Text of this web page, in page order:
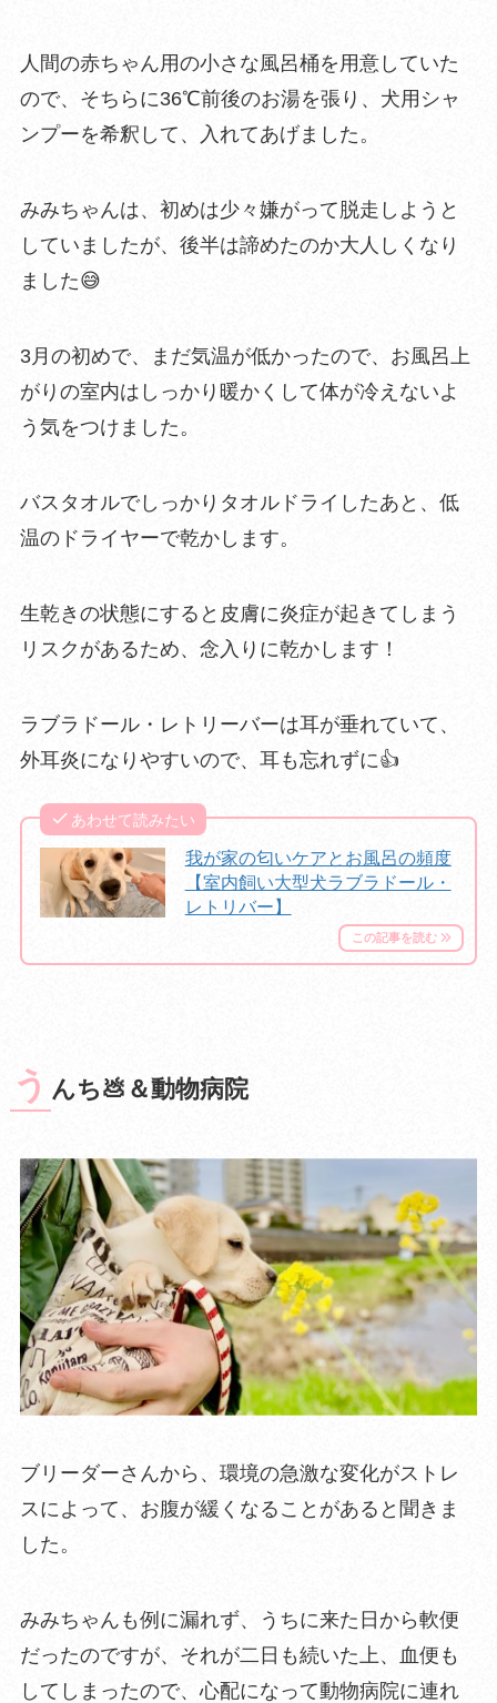
人間の赤ちゃん用の小さな風呂桶を用意していた
ので、そちらに36℃前後のお湯を張り、犬用シャ
ンプーを希釈して、入れてあげました。
みみちゃんは、初めは少々嫌がって脱走しようと
していましたが、後半は諦めたのか大人しくなり
ました😅
3月の初めで、まだ気温が低かったので、お風呂上
がりの室内はしっかり暖かくして体が冷えないよ
う気をつけました。
バスタオルでしっかりタオルドライしたあと、低
温のドライヤーで乾かします。
生乾きの状態にすると皮膚に炎症が起きてしまう
リスクがあるため、念入りに乾かします！
ラブラドール・レトリーバーは耳が垂れていて、
外耳炎になりやすいので、耳も忘れずに👍
あわせて読みたい
我が家の匂いケアとお風呂の頻度
【室内飼い大型犬ラブラドール・
レトリバー】
う んち💩＆動物病院
ブリーダーさんから、環境の急激な変化がストレ
スによって、お腹が緩くなることがあると聞きま
した。
みみちゃんも例に漏れず、うちに来た日から軟便
だったのですが、それが二日も続いた上、血便も
してしまったので、心配になって動物病院に連れ